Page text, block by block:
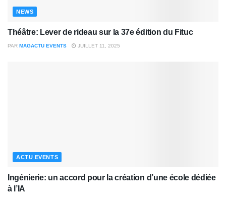
NEWS
Théâtre: Lever de rideau sur la 37e édition du Fituc
PAR MAGACTU EVENTS JUILLET 11, 2025
ACTU EVENTS
Ingénierie: un accord pour la création d’une école dédiée
à l’IA